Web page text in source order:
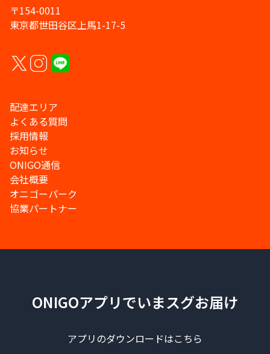
〒154-0011
東京都世田谷区上馬1-17-5
配達エリア
よくある質問
採用情報
お知らせ
ONIGO通信
会社概要
オニゴーパーク
協業パートナー
ONIGOアプリでいまスグお届け
アプリのダウンロードはこちら